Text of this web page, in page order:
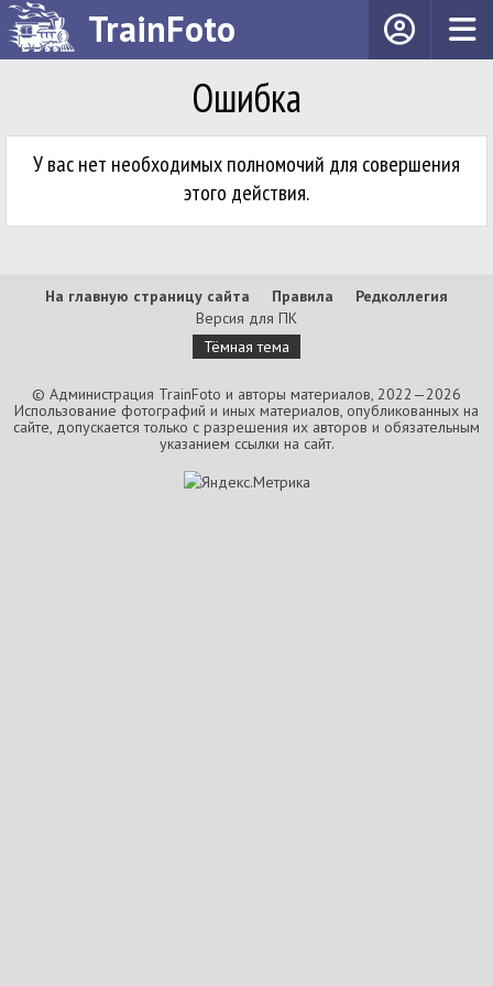
TrainFoto
Ошибка
У вас нет необходимых полномочий для совершения
этого действия.
На главную страницу сайта Правила
Редколлегия
Версия для ПК
Тёмная тема
© Администрация TrainFoto и авторы материалов, 2022—2026
Использование фотографий и иных материалов, опубликованных на
сайте, допускается только с разрешения их авторов и обязательным
указанием ссылки на сайт.